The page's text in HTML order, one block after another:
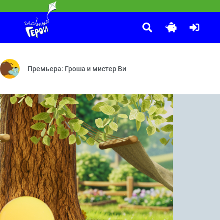
— Крепёж — Вирус — Сковорода — Окно
Царице ночи — Дело Богинь мщения Эриний — Дело о Книге
Маша и Медведь
У страха глаза велики — Добро пожаловать в «Гранд
Премьера: Гроша и мистер Ви